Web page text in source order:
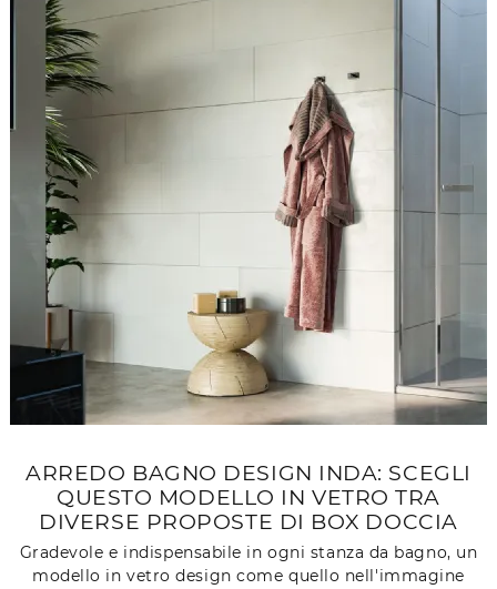
ARREDO BAGNO DESIGN INDA: SCEGLI
QUESTO MODELLO IN VETRO TRA
DIVERSE PROPOSTE DI BOX DOCCIA
Gradevole e indispensabile in ogni stanza da bagno, un
modello in vetro design come quello nell'immagine